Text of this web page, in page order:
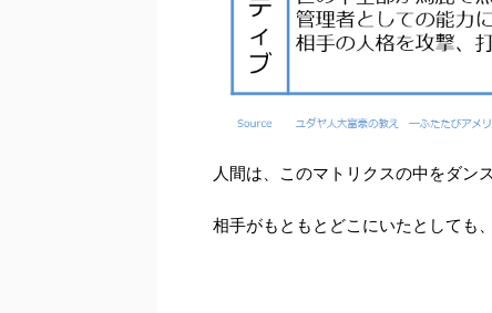
人間は、このマトリクスの中をダン
相手がもともとどこにいたとしても